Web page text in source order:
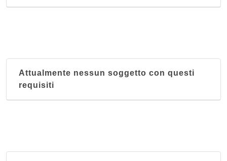
Attualmente nessun soggetto con questi
requisiti